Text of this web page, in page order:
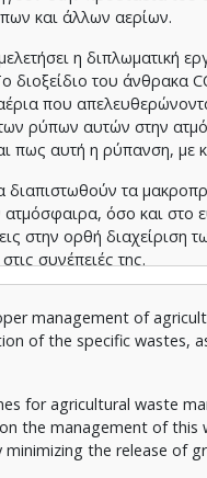
και άλλων αερίων.
η διπλωματική
διοξείδιο του
που
ρύπων αυτών στην
πως αυτή η ρύπανση, με
διαπιστωθούν τα
όσο και στο
στην ορθή
συνέπειές της.
management of
of the specific wastes,
for agricultural waste
the management of
the release of